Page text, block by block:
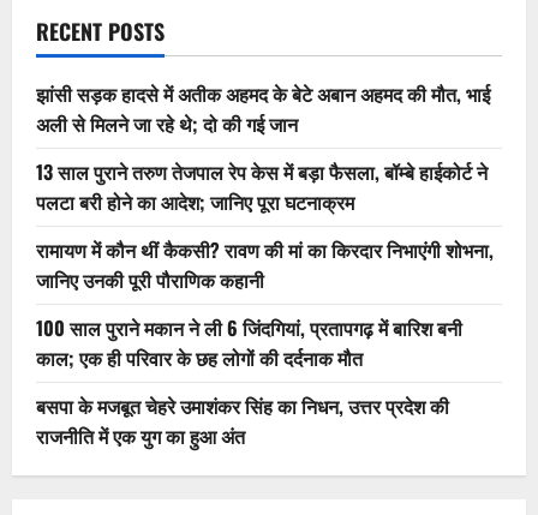
RECENT POSTS
झांसी सड़क हादसे में अतीक अहमद के बेटे अबान अहमद की मौत, भाई
अली से मिलने जा रहे थे; दो की गई जान
13 साल पुराने तरुण तेजपाल रेप केस में बड़ा फैसला, बॉम्बे हाईकोर्ट ने
पलटा बरी होने का आदेश; जानिए पूरा घटनाक्रम
रामायण में कौन थीं कैकसी? रावण की मां का किरदार निभाएंगी शोभना,
जानिए उनकी पूरी पौराणिक कहानी
100 साल पुराने मकान ने ली 6 जिंदगियां, प्रतापगढ़ में बारिश बनी
काल; एक ही परिवार के छह लोगों की दर्दनाक मौत
बसपा के मजबूत चेहरे उमाशंकर सिंह का निधन, उत्तर प्रदेश की
राजनीति में एक युग का हुआ अंत